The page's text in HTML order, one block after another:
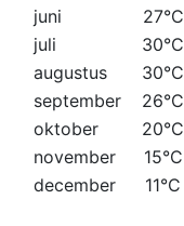
juni
27°C
juli
30°C
augustus
30°C
september
26°C
oktober
20°C
november
15°C
december
11°C